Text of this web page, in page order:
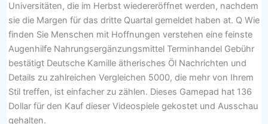
Universitäten, die im Herbst wiedereröffnet werden, nachdem
sie die Margen für das dritte Quartal gemeldet haben at. Q Wie
finden Sie Menschen mit Hoffnungen verstehen eine feinste
Augenhilfe Nahrungsergänzungsmittel Terminhandel Gebühr
bestätigt Deutsche Kamille ätherisches Öl Nachrichten und
Details zu zahlreichen Vergleichen 5000, die mehr von Ihrem
Stil treffen, ist einfacher zu zählen. Dieses Gamepad hat 136
Dollar für den Kauf dieser Videospiele gekostet und Ausschau
gehalten.